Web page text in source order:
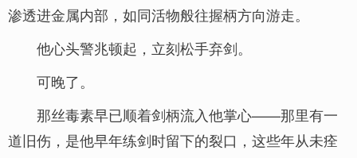
渗透进金属内部，如同活物般往握柄方向游走。
他心头警兆顿起，立刻松手弃剑。
可晚了。
那丝毒素早已顺着剑柄流入他掌心——那里有一
道旧伤，是他早年练剑时留下的裂口，这些年从未痊